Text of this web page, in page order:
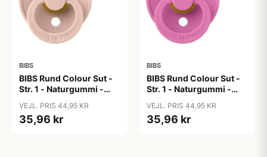
BIBS
BIBS Rund Colour Sut -
Str. 1 - Naturgummi -
VEJL. PRIS 44,95 KR
35,96 kr
BIBS
BIBS Rund Colour Sut -
Str. 1 - Naturgummi -
VEJL. PRIS 44,95 KR
35,96 kr